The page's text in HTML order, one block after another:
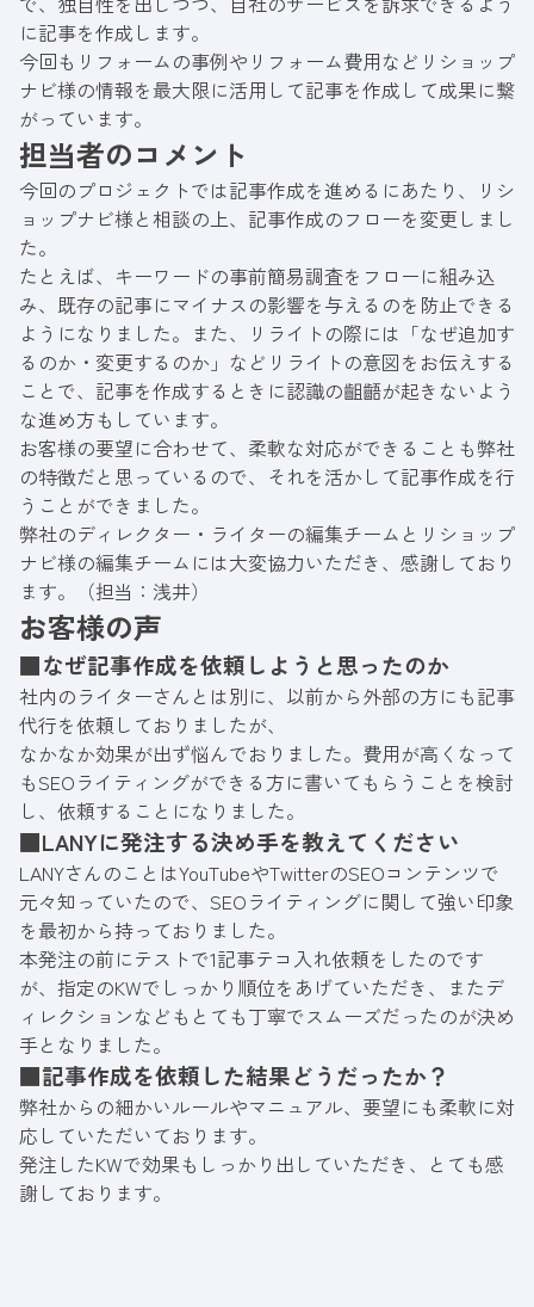
に記事を作成します。
今回もリフォームの事例やリフォーム費用などリショップ
ナビ様の情報を最大限に活用して記事を作成して成果に繋
がっています。
担当者のコメント
今回のプロジェクトでは記事作成を進めるにあたり、リシ
ョップナビ様と相談の上、記事作成のフローを変更しまし
た。
たとえば、キーワードの事前簡易調査をフローに組み込
み、既存の記事にマイナスの影響を与えるのを防止できる
ようになりました。また、リライトの際には「なぜ追加す
るのか・変更するのか」などリライトの意図をお伝えする
ことで、記事を作成するときに認識の齟齬が起きないよう
な進め方もしています。
お客様の要望に合わせて、柔軟な対応ができることも弊社
の特徴だと思っているので、それを活かして記事作成を行
うことができました。
弊社のディレクター・ライターの編集チームとリショップ
ナビ様の編集チームには大変協力いただき、感謝しており
ます。（担当：浅井）
お客様の声
■なぜ記事作成を依頼しようと思ったのか
社内のライターさんとは別に、以前から外部の方にも記事
代行を依頼しておりましたが、
なかなか効果が出ず悩んでおりました。費用が高くなって
もSEOライティングができる方に書いてもらうことを検討
し、依頼することになりました。
■LANYに発注する決め手を教えてください
LANYさんのことはYouTubeやTwitterのSEOコンテンツで
元々知っていたので、SEOライティングに関して強い印象
を最初から持っておりました。
本発注の前にテストで1記事テコ入れ依頼をしたのです
が、指定のKWでしっかり順位をあげていただき、またデ
ィレクションなどもとても丁寧でスムーズだったのが決め
手となりました。
■記事作成を依頼した結果どうだったか？
弊社からの細かいルールやマニュアル、要望にも柔軟に対
応していただいております。
発注したKWで効果もしっかり出していただき、とても感
謝しております。